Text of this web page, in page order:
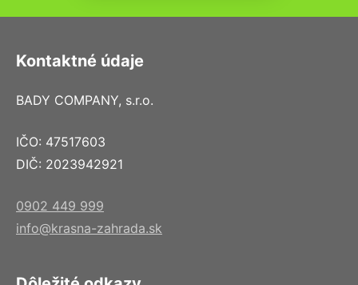
Kontaktné údaje
BADY COMPANY, s.r.o.
IČO: 47517603
DIČ: 2023942921
0902 449 999
info@krasna-zahrada.sk